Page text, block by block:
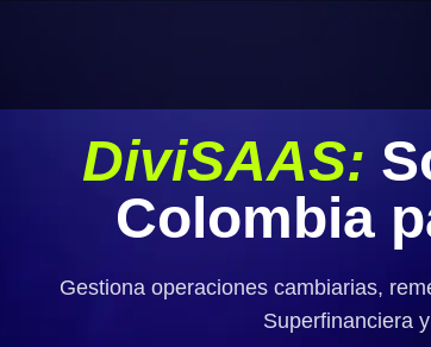
DiviSAAS:
Colombia
Gestiona operaciones cambiarias,
Superfinanciera